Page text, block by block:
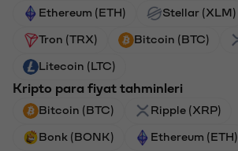
Ethereum (ETH) Stellar (XLM)
Tron (TRX) Bitcoin (BTC)
Litecoin (LTC)
Kripto para fiyat tahminleri
Bitcoin (BTC) Ripple (XRP)
Bonk (BONK) Ethereum (ETH)